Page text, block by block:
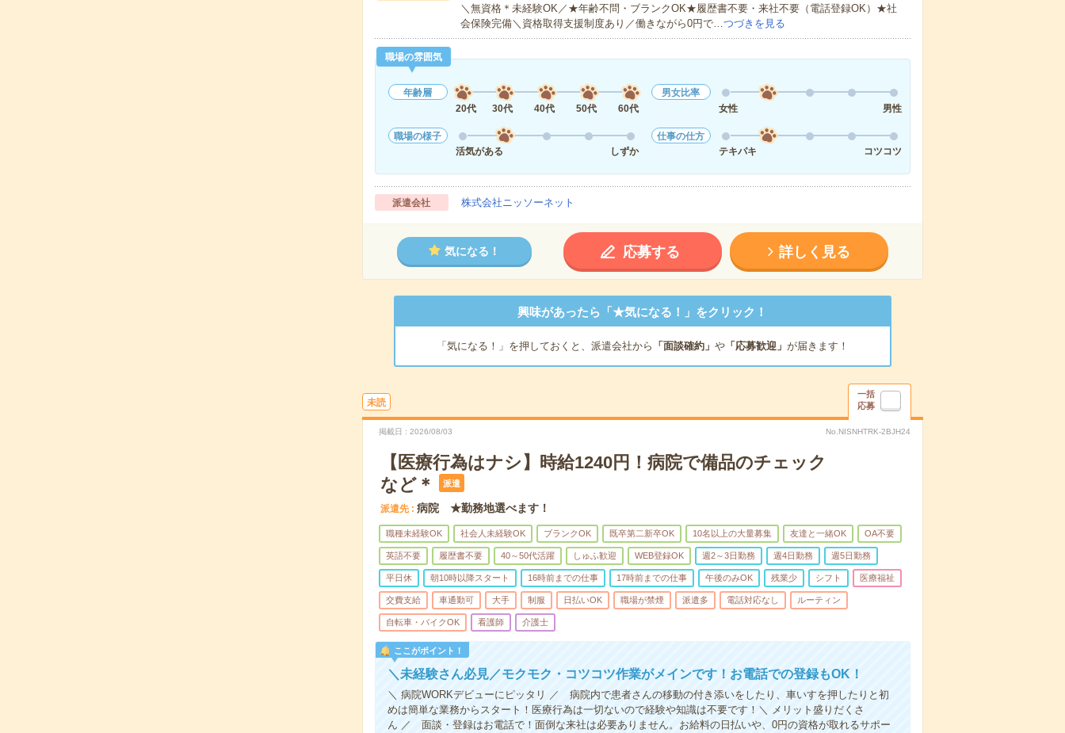
＼無資格＊未経験OK／★年齢不問・ブランクOK★履歴書不要・来社不要（電話登録OK）★社
会保険完備＼資格取得支援制度あり／働きながら0円で…つづきを見る
職場の雰囲気
年齢層
20代
30代 40代 50代 60代
男女比率
女性
男性
職場の様子
活気がある
しずか
仕事の仕方
テキパキ
コツコツ
派遣会社 株式会社ニッソーネット
気になる！ 応募する 詳しく見る
興味があったら「★気になる！」をクリック！
「気になる！」を押しておくと、派遣会社から 「面談確約」 や「応募歓迎」 が届きます！
未読
一括
応募
掲載日 2026/08/03 No.NISNHTRK-2BJH24
【医療行為はナシ】時給1240円！病院で備品のチェック
など＊
派遣
派遣先 病院 ★勤務地選べます！
職種未経験OK 社会人未経験OK ブランクOK 既卒第二新卒OK 10名以上の大量募集 友達と一緒OK OA不要
英語不要 履歴書不要 40～50代活躍 しゅふ歓迎 WEB登録OK 週2～3日勤務 週4日勤務 週5日勤務
平日休 朝10時以降スタート 16時前までの仕事 17時前までの仕事 午後のみOK 残業少 シフト 医療福祉
交費支給 車通勤可 大手 制服 日払いOK 職場が禁煙 派遣多 電話対応なし ルーティン
自転車・バイクOK 看護師 介護士
ここがポイント！
＼未経験さん必見／モクモク・コツコツ作業がメインです！お電話での登録もOK！
＼ 病院WORKデビューにピッタリ ／ 病院内で患者さんの移動の付き添いをしたり、車いすを押したりと初
めは簡単な業務からスタート！医療行為は一切ないので経験や知識は不要です！＼ メリット盛りだくさ
ん ／ 面談・登録はお電話で！面倒な来社は必要ありません。お給料の日払いや、0円の資格が取れるサポー